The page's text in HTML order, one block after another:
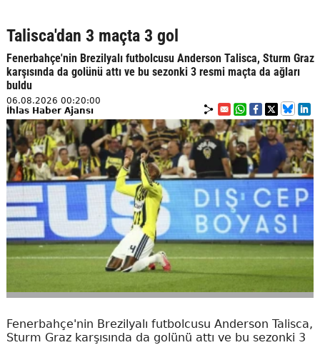
Talisca'dan 3 maçta 3 gol
Fenerbahçe'nin Brezilyalı futbolcusu Anderson Talisca, Sturm Graz
karşısında da golünü attı ve bu sezonki 3 resmi maçta da ağları
buldu
06.08.2026 00:20:00
İhlas Haber Ajansı
Fenerbahçe'nin Brezilyalı futbolcusu Anderson Talisca,
Sturm Graz karşısında da golünü attı ve bu sezonki 3